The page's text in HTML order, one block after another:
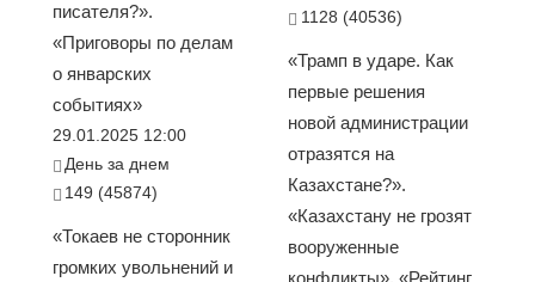
писателя?».
«Приговоры по делам
о январских
событиях»
29.01.2025 12:00
День за днем
149 (45874)
«Токаев не сторонник
громких увольнений и
1128 (40536)
«Трамп в ударе. Как
первые решения
новой администрации
отразятся на
Казахстане?».
«Казахстану не грозят
вооруженные